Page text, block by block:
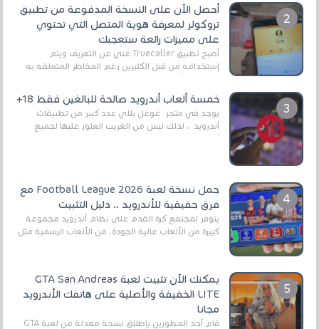
أحصل الآن على النسخة المدفوعة من تطبيق
تروكولر لمعرفة هوية المتصل التي تحتوي
على مميزات رائعة ستعجبك
أصبح تطبيق Truecaller غني عن التعريف ويتم
إستخدامه من قبل الكثيرين رغم المخاطر المتعلقه به
خمسة ألعاب أندرويد صالحة للبالغين فقط 18+
يوجد في متجر غوغل بلاي عدد كبير من تطبيقات
أندرويد ، لذلك ليس من الغريب العثور عليها لجميع
حمل نسخة لعبة Football League 2026 مع
فرق حقيقية للأندرويد .. دليل التثبيت
يتوفر لمجتمع كرة القدم على نظام أندرويد مجموعة
كبيرة من الألعاب عالية الجودة. من الألعاب الرسمية مثل
يمكنك الآن تثبيت لعبة GTA San Andreas
LITE الخفيفة والأصلية على هاتفك الأندرويد
مجانا
قام أحد المطورين بإطلاق نسخة معدلة من لعبة GTA